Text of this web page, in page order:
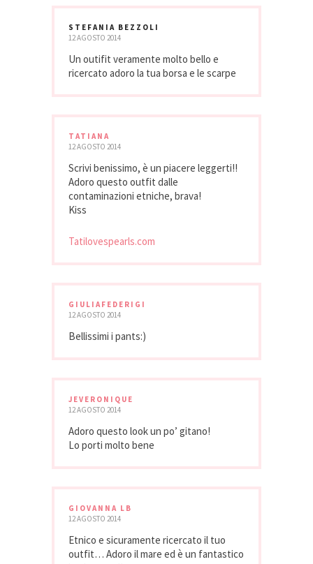
STEFANIA BEZZOLI
12 AGOSTO 2014
Un outifit veramente molto bello e
ricercato adoro la tua borsa e le scarpe
TATIANA
12 AGOSTO 2014
Scrivi benissimo, è un piacere leggerti!!
Adoro questo outfit dalle
contaminazioni etniche, brava!
Kiss
Tatilovespearls.com
GIULIAFEDERIGI
12 AGOSTO 2014
Bellissimi i pants:)
JEVERONIQUE
12 AGOSTO 2014
Adoro questo look un po’ gitano!
Lo porti molto bene
GIOVANNA LB
12 AGOSTO 2014
Etnico e sicuramente ricercato il tuo
outfit… Adoro il mare ed è un fantastico